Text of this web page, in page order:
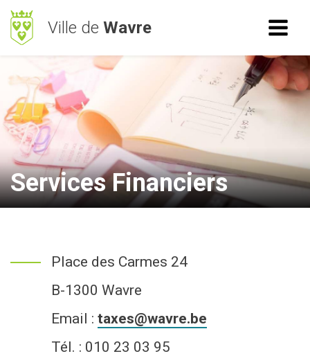
Ville de Wavre
RECHERCHE
ACCÈS RAPIDE
Mes démarches
BetterStreet
Déchets
Horaires
Vie Communale
Vivre à Wavre
Economie
Services Financiers
Place des Carmes 24
B-1300 Wavre
Email : taxes@wavre.be
Tél. : 010 23 03 95